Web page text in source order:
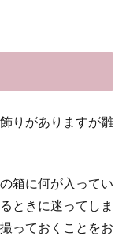
りがありますが雛
箱に何が入ってい
ときに迷ってしま
っておくことをお